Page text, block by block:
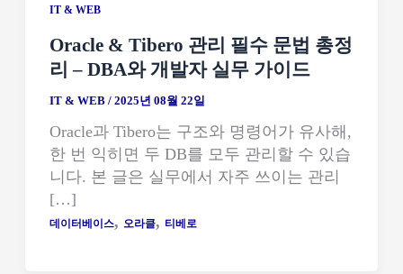
IT & WEB
Oracle & Tibero 관리 필수 문법 총정
리 – DBA와 개발자 실무 가이드
IT & WEB /2025년 08월 22일
Oracle과 Tibero는 구조와 명령어가 유사해,
한 번 익히면 두 DB를 모두 관리할 수 있습
니다. 본 글은 실무에서 자주 쓰이는 관리
[…]
데이터베이스, 오라클, 티베로